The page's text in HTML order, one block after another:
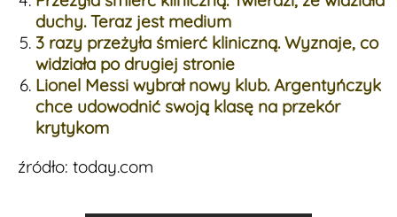
duchy. Teraz jest medium
3 razy przeżyła śmierć kliniczną. Wyznaje, co
widziała po drugiej stronie
Lionel Messi wybrał nowy klub. Argentyńczyk
chce udowodnić swoją klasę na przekór
krytykom
źródło: today.com